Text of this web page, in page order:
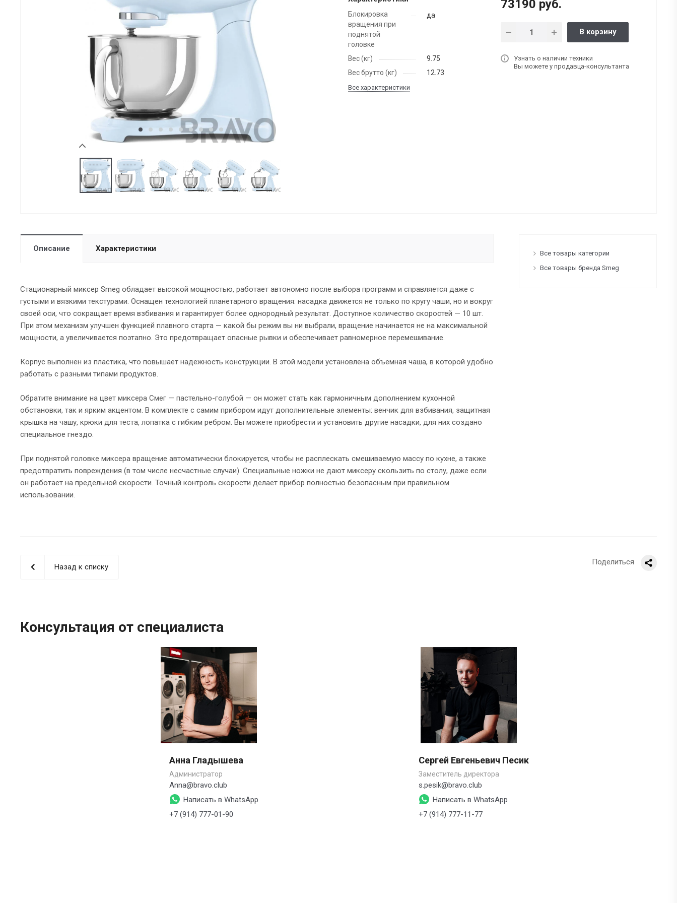
Блокировка
вращения при
поднятой
головке
да
Вес (кг)
9.75
Вес брутто (кг)
12.73
Все характеристики
73190 руб.
В корзину
Узнать о наличии техники
Вы можете у продавца-консультанта
Описание Характеристики
Стационарный миксер Smeg обладает высокой мощностью, работает автономно после выбора программ и справляется даже с
густыми и вязкими текстурами. Оснащен технологией планетарного вращения: насадка движется не только по кругу чаши, но и вокруг
своей оси, что сокращает время взбивания и гарантирует более однородный результат. Доступное количество скоростей — 10 шт.
При этом механизм улучшен функцией плавного старта — какой бы режим вы ни выбрали, вращение начинается не на максимальной
мощности, а увеличивается поэтапно. Это предотвращает опасные рывки и обеспечивает равномерное перемешивание.
Корпус выполнен из пластика, что повышает надежность конструкции. В этой модели установлена объемная чаша, в которой удобно
работать с разными типами продуктов.
Обратите внимание на цвет миксера Смег — пастельно-голубой — он может стать как гармоничным дополнением кухонной
обстановки, так и ярким акцентом. В комплекте с самим прибором идут дополнительные элементы: венчик для взбивания, защитная
крышка на чашу, крюки для теста, лопатка с гибким ребром. Вы можете приобрести и установить другие насадки, для них создано
специальное гнездо.
При поднятой головке миксера вращение автоматически блокируется, чтобы не расплескать смешиваемую массу по кухне, а также
предотвратить повреждения (в том числе несчастные случаи). Специальные ножки не дают миксеру скользить по столу, даже если
он работает на предельной скорости. Точный контроль скорости делает прибор полностью безопасным при правильном
использовании.
Все товары категории
Все товары бренда Smeg
Поделиться
Назад к списку
Консультация от специалиста
Анна Гладышева
Администратор
Anna@bravo.club
Написать в WhatsApp
+7 (914) 777-01-90
Сергей Евгеньевич Песик
Заместитель директора
s.pesik@bravo.club
Написать в WhatsApp
+7 (914) 777-11-77